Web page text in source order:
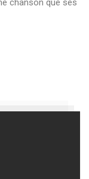
chanson que ses